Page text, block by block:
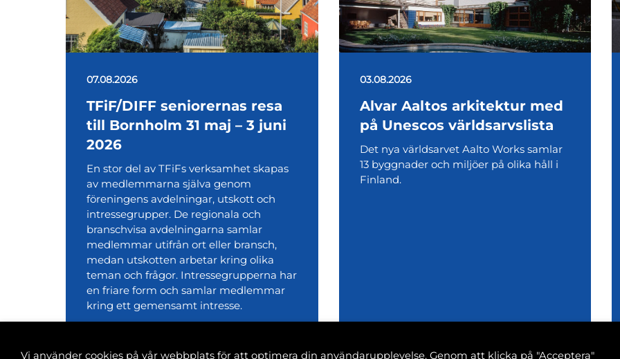
07.08.2026
TFiF/DIFF seniorernas resa
till Bornholm 31 maj – 3 juni
2026
En stor del av TFiFs verksamhet skapas
av medlemmarna själva genom
föreningens avdelningar, utskott och
intressegrupper. De regionala och
branschvisa avdelningarna samlar
medlemmar utifrån ort eller bransch,
medan utskotten arbetar kring olika
teman och frågor. Intressegrupperna har
en friare form och samlar medlemmar
kring ett gemensamt intresse.
03.08.2026
Alvar Aaltos arkitektur med
på Unescos världsarvslista
Det nya världsarvet Aalto Works samlar
13 byggnader och miljöer på olika håll i
Finland.
Vi använder cookies på vår webbplats för att optimera din användarupplevelse. Genom att klicka på "Acceptera"